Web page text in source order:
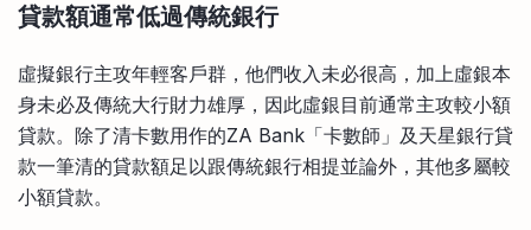
貸款額通常低過傳統銀行
虛擬銀行主攻年輕客戶群，他們收入未必很高，加上虛銀本
身未必及傳統大行財力雄厚，因此虛銀目前通常主攻較小額
貸款。除了清卡數用作的ZA Bank「卡數師」及天星銀行貸
款一筆清的貸款額足以跟傳統銀行相提並論外，其他多屬較
小額貸款。